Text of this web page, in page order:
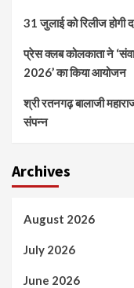
31 जुलाई को रिलीज होगी
प्रेस क्लब कोलकाता ने
2026’ का किया आयोजन
श्री रतनगढ़ बालाजी
संपन्न
Archives
August 2026
July 2026
June 2026